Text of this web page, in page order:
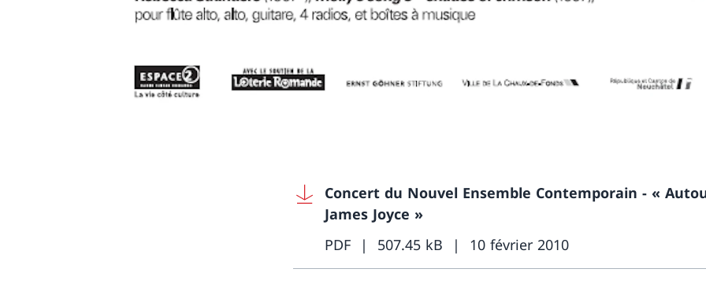
Concert du Nouvel Ensemble Contemporain - «
James Joyce »
PDF
507.45 kB 10 février 2010